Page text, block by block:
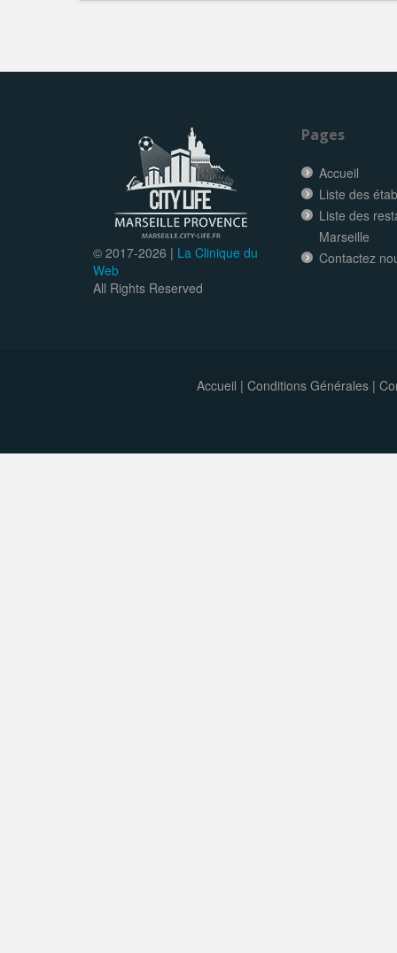
© 2017-2026 | La Clinique du
Web
All Rights Reserved
Pages
Accueil
Liste des
Liste des
Marseille
Contactez
Accueil | Conditions Générales|